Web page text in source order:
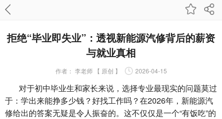
拒绝“毕业即失业”：透视新能源汽修背后的薪资
与就业真相
作者： 李老师 【 原创 】 2026-04-15
对于初中毕业生和家长来说，选择专业最现实的问题莫过
于：学出来能挣多少钱？好找工作吗？在2026年，新能源汽
修给出的答案无疑是令人振奋的。这不仅仅是一个“有饭吃”的